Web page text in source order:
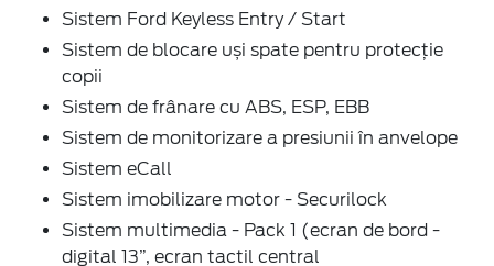
Sistem Ford Keyless Entry / Start
Sistem de blocare uși spate pentru protecție
copii
Sistem de frânare cu ABS, ESP, EBB
Sistem de monitorizare a presiunii în anvelope
Sistem eCall
Sistem imobilizare motor - Securilock
Sistem multimedia - Pack 1 (ecran de bord -
digital 13”, ecran tactil central